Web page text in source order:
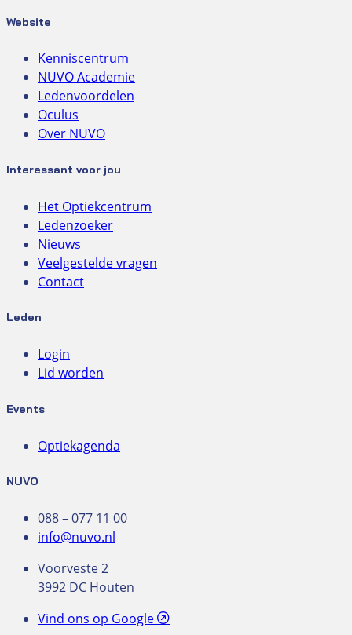
Website
Kenniscentrum
NUVO Academie
Ledenvoordelen
Oculus
Over NUVO
Interessant voor jou
Het Optiekcentrum
Ledenzoeker
Nieuws
Veelgestelde vragen
Contact
Leden
Login
Lid worden
Events
Optiekagenda
NUVO
088 – 077 11 00
info@nuvo.nl
Voorveste 2
3992 DC Houten
Vind ons op Google